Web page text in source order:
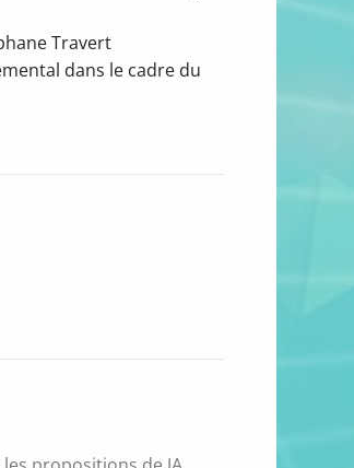
Travert
dans le cadre du